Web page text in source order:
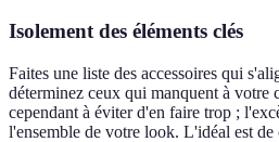
Isolement des éléments clés
Faites une liste des accessoires qui
déterminez ceux qui manquent à votre
cependant à éviter d'en faire trop ;
l'ensemble de votre look. L'idéal est